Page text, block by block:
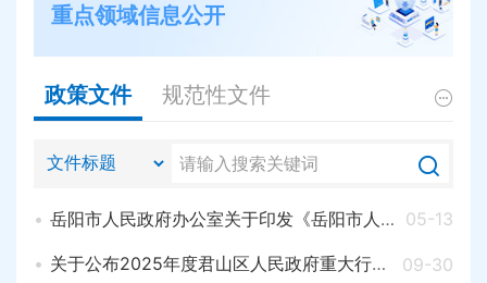
重点领域信息公开
政策文件 规范性文件
岳阳市人民政府办公室关于印发《岳阳市人民政府2026年立法计划》的通知 05-13
关于公布2025年度君山区人民政府重大行政决策事项目录的通知 09-30